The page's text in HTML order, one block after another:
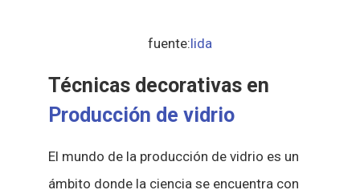
fuente:lida
Técnicas decorativas en
Producción de vidrio
El mundo de la producción de vidrio es un
ámbito donde la ciencia se encuentra con